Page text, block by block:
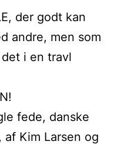
der godt kan
andre, men som
i en travl
fede, danske
af Kim Larsen og